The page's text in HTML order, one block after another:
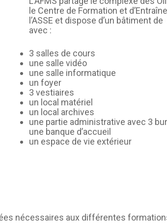
le Centre de Formation et
l’ASSE et dispose d’un bâtiment
avec :
3 salles de cours
une salle vidéo
une salle informatique
un foyer
3 vestiaires
un local matériel
un local archives
une partie administrative avec 3
une banque d’accueil
un espace de vie extérieur
nécessaires aux différentes